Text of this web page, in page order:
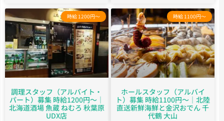
時給 1200円～
調理スタッフ（アルバイト・
パート）募集 時給1200円～｜
北海道酒場 魚蔵 ねむろ 秋葉原
UDX店
時給 1100円～
ホールスタッフ（アルバイ
ト）募集 時給1100円～｜北陸
直送新鮮海鮮と金沢おでん 千
代鶴 大山